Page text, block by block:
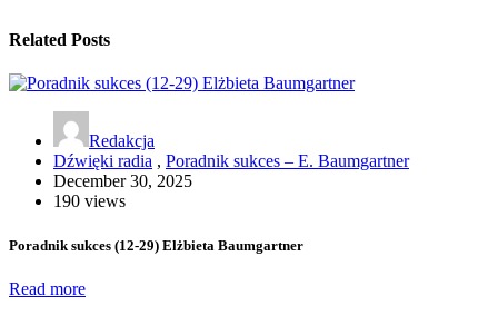
Related Posts
Redakcja
Dźwięki radia , Poradnik sukces – E. Baumgartner
December 30, 2025
190 views
Poradnik sukces (12-29) Elżbieta Baumgartner
Read more